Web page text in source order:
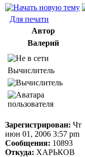
Для печати
Автор
Валерий
Вычислитель
Зарегистрирован: Чт
июн 01, 2006 3:57 pm
Сообщения: 10893
Откуда: ХАРЬКОВ